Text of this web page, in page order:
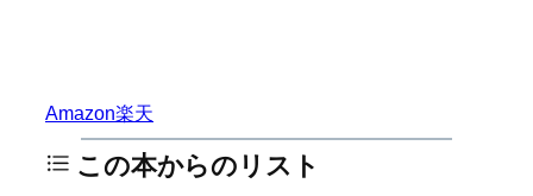
Amazon楽天
この本からのリスト